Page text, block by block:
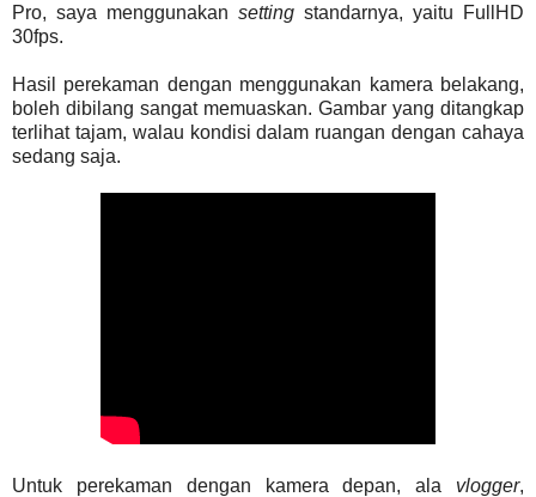
Pro, saya menggunakan setting standarnya, yaitu FullHD
30fps.
Hasil perekaman dengan menggunakan kamera belakang,
boleh dibilang sangat memuaskan. Gambar yang ditangkap
terlihat tajam, walau kondisi dalam ruangan dengan cahaya
sedang saja.
Untuk perekaman dengan kamera depan, ala vlogger,